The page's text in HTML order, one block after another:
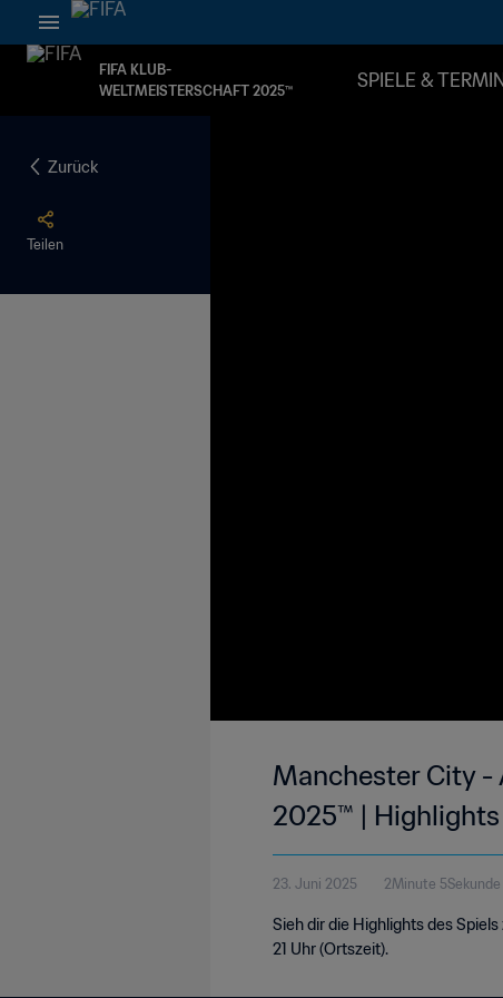
FIFA KLUB-
WELTMEISTERSCHAFT 2025™
SPIELE &
Zurück
Teilen
Manchester City -
2025™ | Highlights
23. Juni 2025 2Minute 5Sekunde
Sieh dir die Highlights des
21 Uhr (Ortszeit).